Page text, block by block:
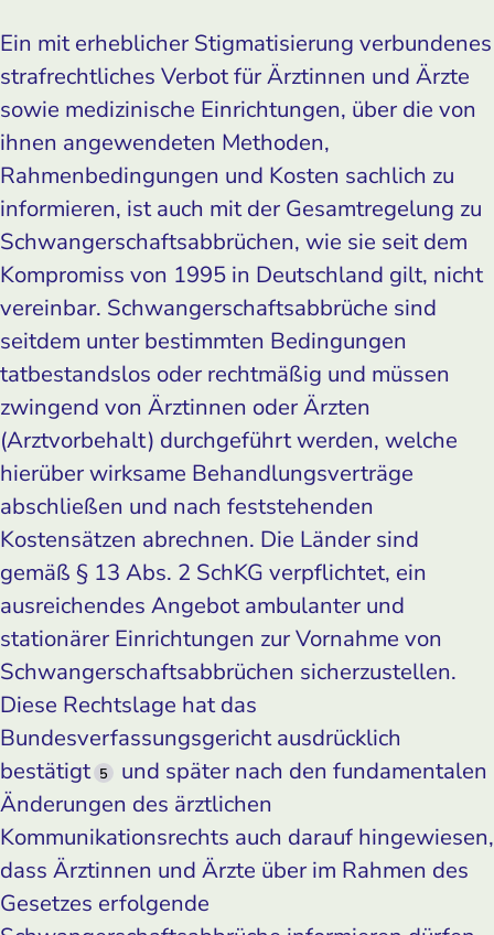
Ein mit erheblicher Stigmatisierung verbundenes
strafrechtliches Verbot für Ärztinnen und Ärzte
sowie medizinische Einrichtungen, über die von
ihnen angewendeten Methoden,
Rahmenbedingungen und Kosten sachlich zu
informieren, ist auch mit der Gesamtregelung zu
Schwangerschaftsabbrüchen, wie sie seit dem
Kompromiss von 1995 in Deutschland gilt, nicht
vereinbar. Schwangerschaftsabbrüche sind
seitdem unter bestimmten Bedingungen
tatbestandslos oder rechtmäßig und müssen
zwingend von Ärztinnen oder Ärzten
(Arztvorbehalt) durchgeführt werden, welche
hierüber wirksame Behandlungsverträge
abschließen und nach feststehenden
Kostensätzen abrechnen. Die Länder sind
gemäß § 13 Abs. 2 SchKG verpflichtet, ein
ausreichendes Angebot ambulanter und
stationärer Einrichtungen zur Vornahme von
Schwangerschaftsabbrüchen sicherzustellen.
Diese Rechtslage hat das
Bundesverfassungsgericht ausdrücklich
bestätigt 5
und später nach den fundamentalen
Änderungen des ärztlichen
Kommunikationsrechts auch darauf hingewiesen,
dass Ärztinnen und Ärzte über im Rahmen des
Gesetzes erfolgende